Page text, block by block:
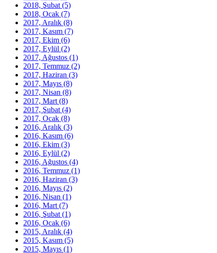
2018, Şubat (5)
2018, Ocak (7)
2017, Aralık (8)
2017, Kasım (7)
2017, Ekim (6)
2017, Eylül (2)
2017, Ağustos (1)
2017, Temmuz (2)
2017, Haziran (3)
2017, Mayıs (8)
2017, Nisan (8)
2017, Mart (8)
2017, Şubat (4)
2017, Ocak (8)
2016, Aralık (3)
2016, Kasım (6)
2016, Ekim (3)
2016, Eylül (2)
2016, Ağustos (4)
2016, Temmuz (1)
2016, Haziran (3)
2016, Mayıs (2)
2016, Nisan (1)
2016, Mart (7)
2016, Şubat (1)
2016, Ocak (6)
2015, Aralık (4)
2015, Kasım (5)
2015, Mayıs (1)